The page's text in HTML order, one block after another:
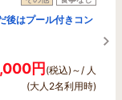
後はプール付きコン
円(税込)～/ 人
(大人2名利用時)